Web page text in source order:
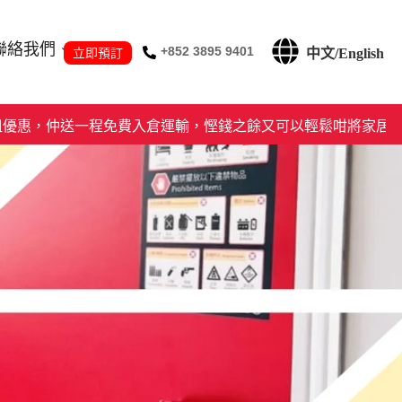
絡我們 +852 3895 9401 中文/English
免費入倉運輸，慳錢之餘又可以輕鬆咁將家居雜物處置好